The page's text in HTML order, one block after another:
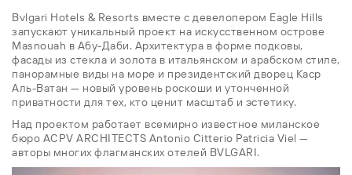
Bvlgari Hotels & Resorts вместе с девелопером Eagle Hills
запускают уникальный проект на искусственном острове
Masnouah в Абу-Даби. Архитектура в форме подковы,
фасады из стекла и золота в итальянском и арабском стиле,
панорамные виды на море и президентский дворец Каср
Аль-Ватан — новый уровень роскоши и утонченной
приватности для тех, кто ценит масштаб и эстетику.
Над проектом работает всемирно известное миланское
бюро ACPV ARCHITECTS Antonio Citterio Patricia Viel —
авторы многих флагманских отелей BVLGARI.